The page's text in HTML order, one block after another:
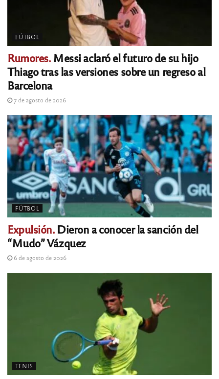
FÚTBOL
Rumores.Messi aclaró el futuro de su hijo
Thiago tras las versiones sobre un regreso al
Barcelona
7 de agosto de 2026
FÚTBOL
Expulsión.Dieron a conocer la sanción del
“Mudo” Vázquez
6 de agosto de 2026
TENIS